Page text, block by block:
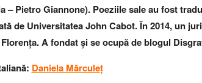
– Pietro Giannone). Poeziile sale au fost
de Universitatea John Cabot. În 2014, un
A fondat și se ocupă de blogul
Daniela Mărculeț